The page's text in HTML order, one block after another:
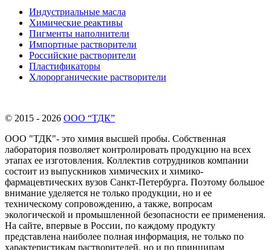
Индустриальные масла
Химические реактивы
Пигменты наполнители
Импортные растворители
Российские растворители
Пластификаторы
Хлорорганические растворители
© 2015 - 2026 ООО “ТДК”
ООО "ТДК"- это химия высшей пробы. Собственная
лаборатория позволяет контролировать продукцию на всех
этапах ее изготовления. Коллектив сотрудников компании
состоит из выпускников химических и химико-
фармацевтических вузов Санкт-Петербурга. Поэтому большое
внимание уделяется не только продукции, но и ее
техническому сопровождению, а также, вопросам
экологической и промышленной безопасности ее применения.
На сайте, впервые в России, по каждому продукту
представлена наиболее полная информация, не только по
характеристикам растворителей, но и по принципам